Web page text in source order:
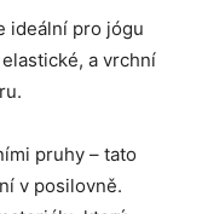
ideální pro jógu
a vrchní
pruhy – tato
v posilovně.